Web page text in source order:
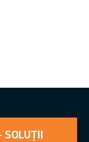
SOLUȚII